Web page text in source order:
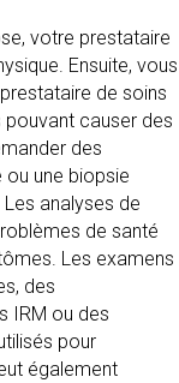
votre prestataire
Ensuite, vous
de soins
pouvant causer des
des
ou une biopsie
analyses de
de santé
Les examens
des
IRM ou des
pour
également